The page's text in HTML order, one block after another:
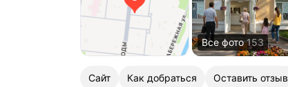
Все фото153
Сайт Как добраться Оставить отзыв